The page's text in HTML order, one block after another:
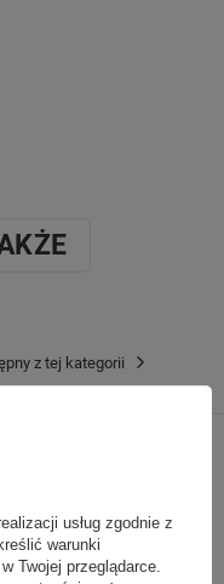
z tej kategorii
usług zgodnie z
warunki
Twojej przeglądarce.